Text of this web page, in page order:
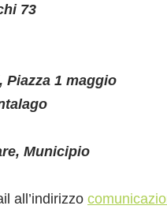
73
Piazza 1 maggio
Municipio
all’indirizzo